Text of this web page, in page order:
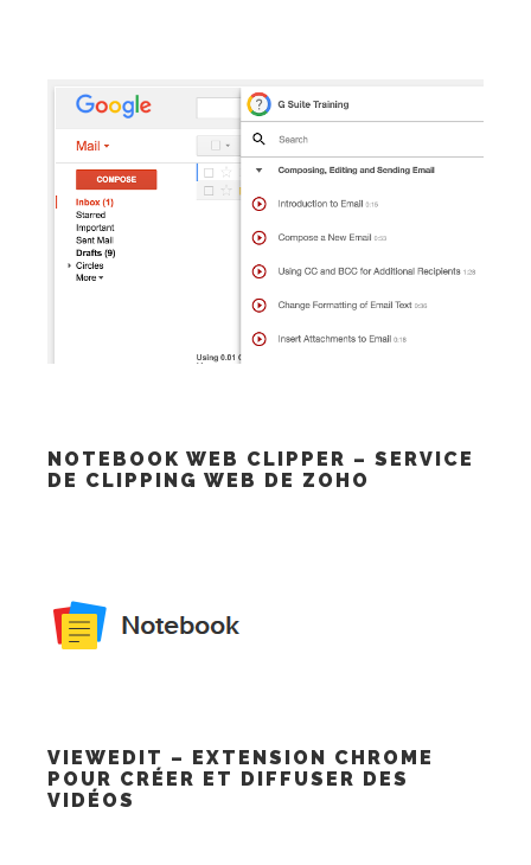
NOTEBOOK WEB CLIPPER – SERVICE
DE CLIPPING WEB DE ZOHO
VIEWEDIT – EXTENSION CHROME
POUR CRÉER ET DIFFUSER DES
VIDÉOS